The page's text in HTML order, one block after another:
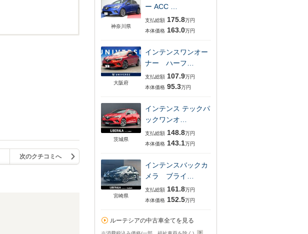
次のクチコミへ
神奈川県
ー ACC …
支払総額 175.8万円
本体価格 163.0万円
大阪府
インテンスワンオー
ナー ハーフ…
支払総額 107.9万円
本体価格 95.3万円
茨城県
インテンス テックパ
ックワンオ…
支払総額 148.8万円
本体価格 143.1万円
宮崎県
インテンスバックカ
メラ ブライ…
支払総額 161.8万円
本体価格 152.5万円
ルーテシアの中古車全てを見る